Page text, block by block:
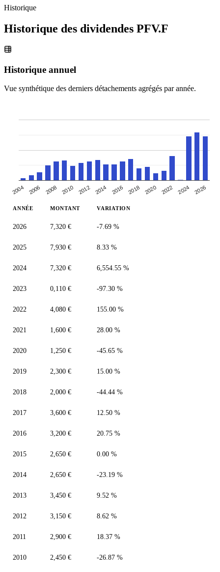
Historique
Historique des dividendes PFV.F
Historique annuel
Vue synthétique des derniers détachements agrégés par année.
2004 2006 2008 2010 2012 2014 2016 2018 2020 2022 2024 2026
ANNÉE MONTANT VARIATION
2026 7,320 € -7.69 %
2025 7,930 € 8.33 %
2024 7,320 € 6,554.55 %
2023 0,110 € -97.30 %
2022 4,080 € 155.00 %
2021 1,600 € 28.00 %
2020 1,250 € -45.65 %
2019 2,300 € 15.00 %
2018 2,000 € -44.44 %
2017 3,600 € 12.50 %
2016 3,200 € 20.75 %
2015 2,650 € 0.00 %
2014 2,650 € -23.19 %
2013 3,450 € 9.52 %
2012 3,150 € 8.62 %
2011 2,900 € 18.37 %
2010 2,450 € -26.87 %